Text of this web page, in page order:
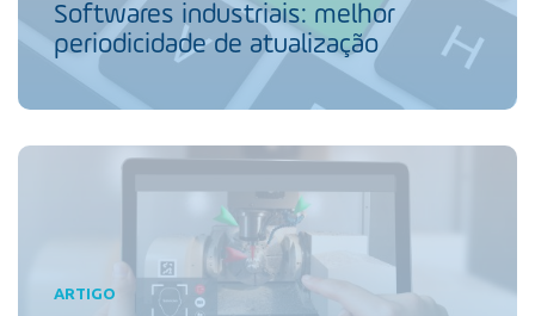
Softwares industriais: melhor
periodicidade de atualização
ARTIGO